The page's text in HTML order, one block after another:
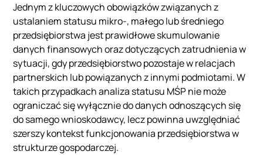
Jednym z kluczowych obowiązków związanych z
ustalaniem statusu mikro-, małego lub średniego
przedsiębiorstwa jest prawidłowe skumulowanie
danych finansowych oraz dotyczących zatrudnienia w
sytuacji, gdy przedsiębiorstwo pozostaje w relacjach
partnerskich lub powiązanych z innymi podmiotami. W
takich przypadkach analiza statusu MŚP nie może
ograniczać się wyłącznie do danych odnoszących się
do samego wnioskodawcy, lecz powinna uwzględniać
szerszy kontekst funkcjonowania przedsiębiorstwa w
strukturze gospodarczej.